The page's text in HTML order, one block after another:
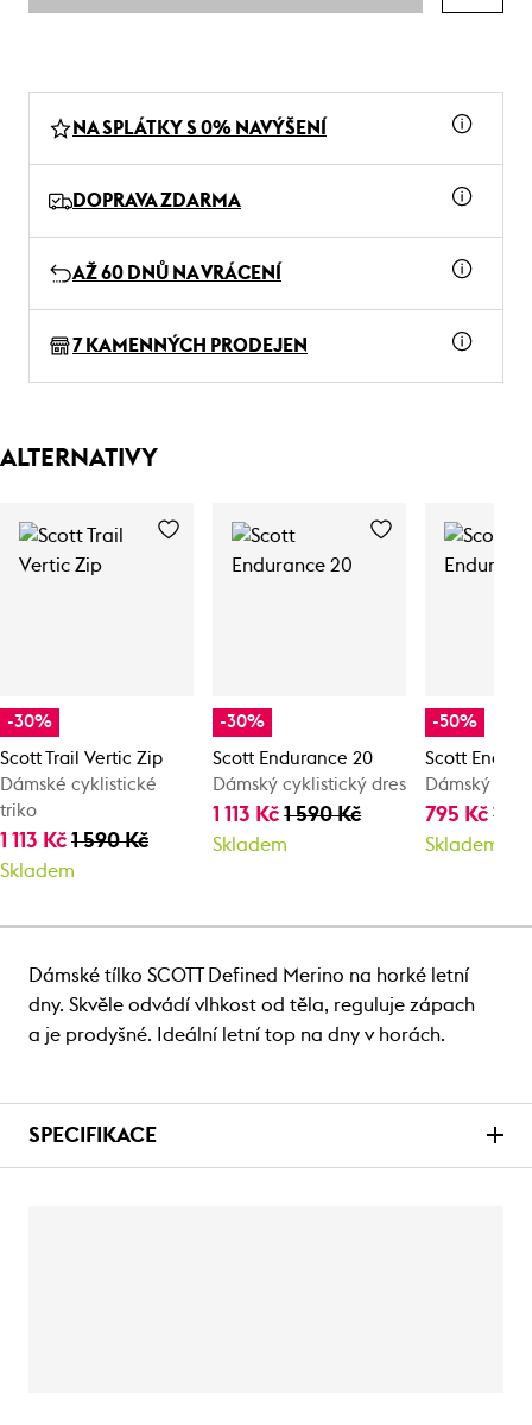
NA SPLÁTKY S 0% NAVÝŠENÍ
DOPRAVA ZDARMA
AŽ 60 DNŮ NA VRÁCENÍ
7 KAMENNÝCH PRODEJEN
ALTERNATIVY
-30%
Scott Trail Vertic Zip
Dámské cyklistické
triko
1 113 Kč 1 590 Kč
Skladem
-30%
Scott Endurance 20
Dámský cyklistický dres
1 113 Kč1 590 Kč
Skladem
-50%
Scott
Dámský
795 Kč1
Skladem
Dámské tílko SCOTT Defined Merino na horké letní
dny. Skvěle odvádí vlhkost od těla, reguluje zápach
a je prodyšné. Ideální letní top na dny v horách.
SPECIFIKACE